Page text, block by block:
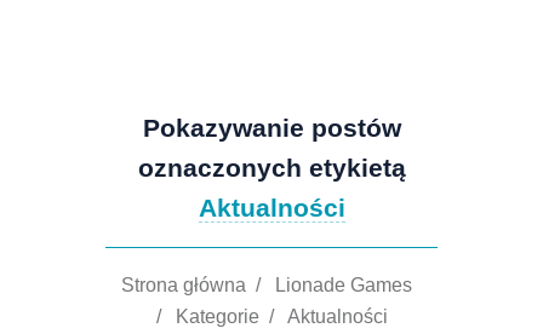
Pokazywanie postów
oznaczonych etykietą
Aktualności
Strona główna /
Lionade Games
/
Kategorie / Aktualności